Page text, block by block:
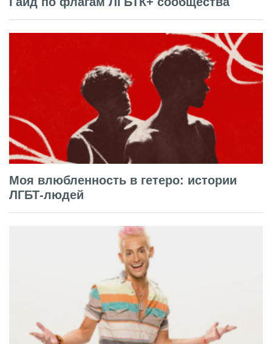
Моя влюбленность в гетеро: истории
ЛГБТ-людей